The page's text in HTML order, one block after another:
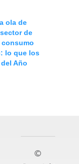
ola de
de
lo que los
Año
©